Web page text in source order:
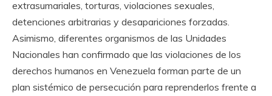
extrasumariales, torturas, violaciones sexuales,
detenciones arbitrarias y desapariciones forzadas.
Asimismo, diferentes organismos de las Unidades
Nacionales han confirmado que las violaciones de los
derechos humanos en Venezuela forman parte de un
plan sistémico de persecución para reprenderlos frente a